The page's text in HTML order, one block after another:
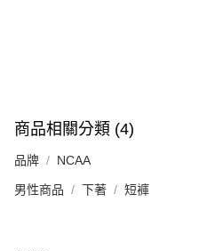
商品相關分類 (4)
品牌 NCAA
男性商品 下著 短褲